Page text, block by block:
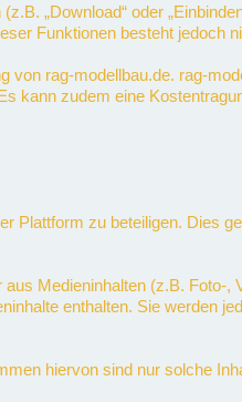
„Download“ oder
Funktionen besteht jedoch
rag-modellbau.de. rag-
kann zudem eine
Plattform zu beteiligen. Dies
Medieninhalten (z.B. Foto-,
enthalten. Sie werden
hiervon sind nur solche